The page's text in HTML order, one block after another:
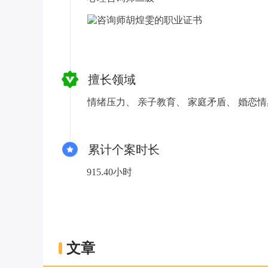
擅长领域
情绪压力、 亲子教育、 家庭矛盾、 婚恋
累计个案时长
915.40小时
文章